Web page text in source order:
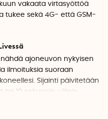
vakaata virtasyöttöä
tukee sekä 4G- että GSM-
ajoneuvon nykyisen
ilmoituksia suoraan
Sijainti päivitetään
tai 10 sekunnin välein